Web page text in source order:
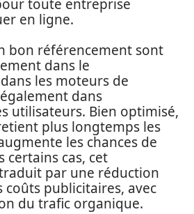
toute entreprise
en ligne.
bon référencement sont
dans le
les moteurs de
dans
utilisateurs. Bien optimisé,
plus longtemps les
les chances de
certains cas, cet
par une réduction
coûts publicitaires, avec
du trafic organique.